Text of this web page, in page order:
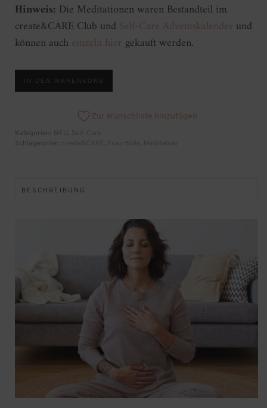
Hinweis: Die Meditationen waren Bestandteil im
create&CARE Club und Self-Care Adventskalender und
können auch einzeln hier gekauft werden.
Meditationspaket
[Digital]
IN DEN WARENKORB
Zur Wunschliste hinzufügen
Kategorien: ,
Schlagwörter:
, ,
BESCHREIBUNG